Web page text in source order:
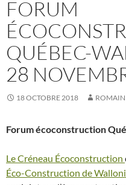
FORUM
QUÉBEC-
28
18 OCTOBRE 2018
Forum écoconstruction
Le Créneau Écoconstruction
Éco-Construction de